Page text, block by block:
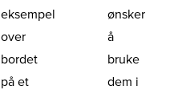
eksempel
over
bordet
på et
ønsker
å
bruke
dem i